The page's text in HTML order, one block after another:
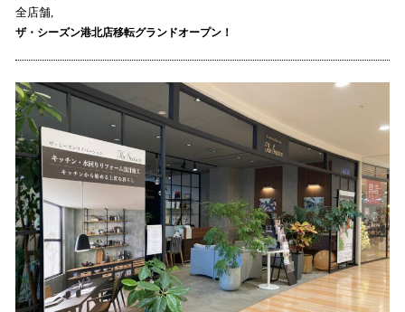
全店舗,
ザ・シーズン港北店移転グランドオープン！